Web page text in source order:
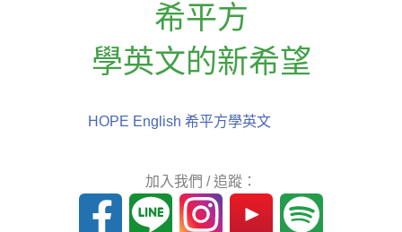
希平方
學英文的新希望
HOPE English 希平方學英文
加入我們 / 追蹤：